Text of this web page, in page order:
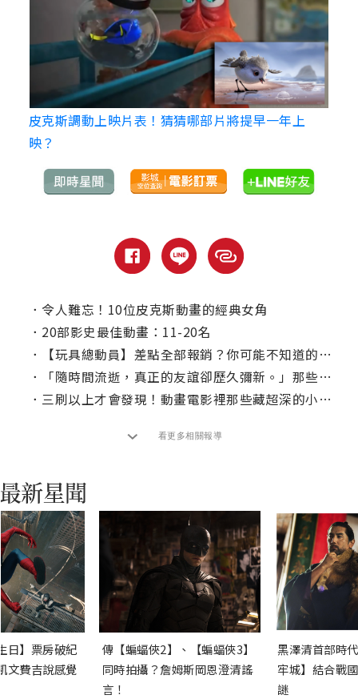
皮克斯調動上映片表！猜猜哪部片將提早一年上
映？
． 令人難忘！10位皮克斯動畫的經典女角
． 20部影史最佳動畫：11-20名
．
【玩具總動員】差點全部報銷？你可能不知道的皮克斯動畫幕後有趣小事實part1
．
「隨時間流逝，真正的友誼卻歷久彌新。」那些皮克斯動畫教會我們的事
． 三刷以上才會發現！動畫電影裡那些藏超深的小細節
看更多相關報導
日】票房破紀
文費吉說感覺
傳【蝙蝠俠2】、【蝙蝠俠3】
同時拍攝？詹姆斯岡恩澄清謠
言！
黑澤清首部時
牢城】結合戰
謎